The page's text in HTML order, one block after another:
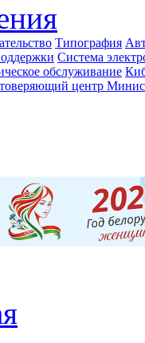
Типография
Система
обслуживание
центр